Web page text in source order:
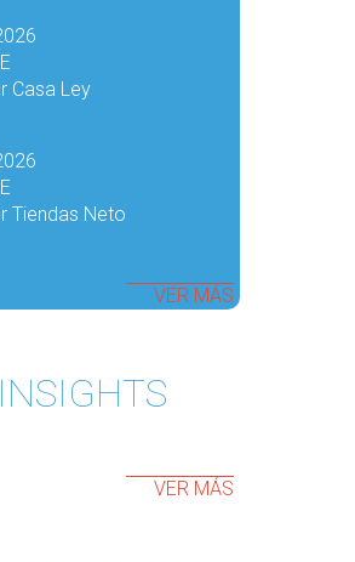
Casa Ley
Tiendas Neto
VER MÁS
VER MÁS